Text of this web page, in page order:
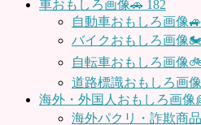
車おもしろ画像🚗 182
自動車おもしろ画像🚙
バイクおもしろ画像
自転車おもしろ画像
道路標識おもしろ画
海外・外国人おもしろ画像
海外パクリ・詐欺商